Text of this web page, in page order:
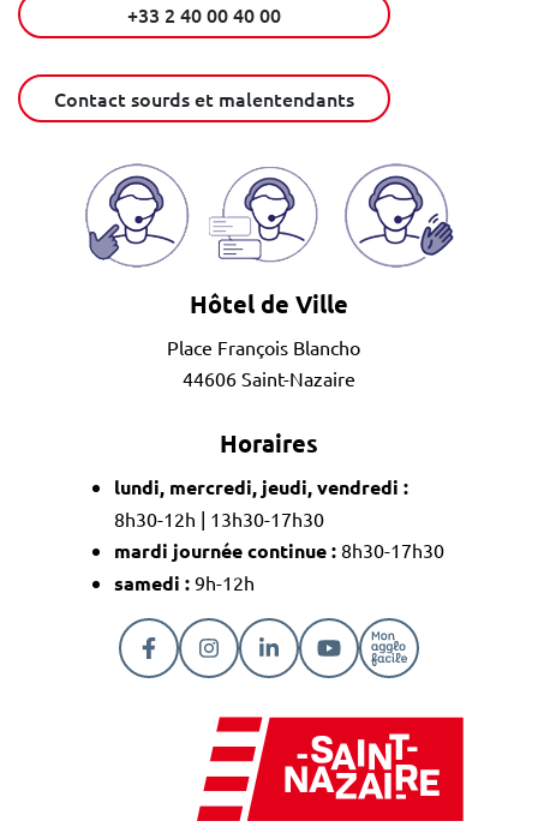
+33 2 40 00 40 00
Contact sourds et malentendants
Hôtel de Ville
Place François Blancho
44606 Saint-Nazaire
Horaires
lundi, mercredi, jeudi, vendredi :
8h30-12h | 13h30-17h30
mardi journée continue : 8h30-17h30
samedi : 9h-12h
Lien vers le compte Facebook
Lien vers le compte Instagram
Lien vers le compte
Lien vers la chaîne
Lien vers la